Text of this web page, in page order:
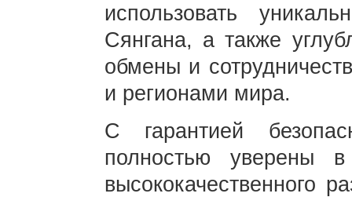
использовать
Сянгана, а также
обмены и
и регионами мира.
С гарантией
полностью уверены
высококачественного